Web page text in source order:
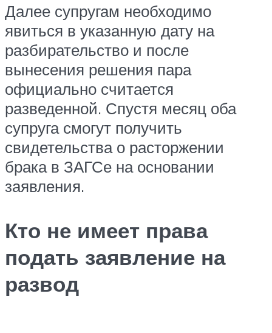
Далее супругам необходимо
явиться в указанную дату на
разбирательство и после
вынесения решения пара
официально считается
разведенной. Спустя месяц оба
супруга смогут получить
свидетельства о расторжении
брака в ЗАГСе на основании
заявления.
Кто не имеет права
подать заявление на
развод